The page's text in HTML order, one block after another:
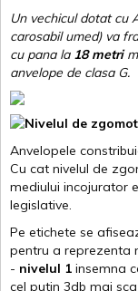
Un vechicul dotat cu
carosabil umed) va
cu pana la 18 metri
anvelope de clasa G.
Anvelopele
Cu cat nivelul de
mediului incojurator
legislative.
Pe etichete se
pentru a reprezenta
- nivelul 1 insemna
cel putin 3db mai